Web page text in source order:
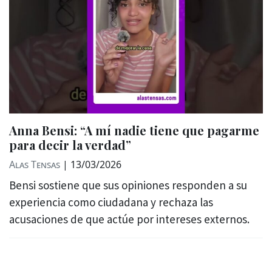
Anna Bensi: “A mí nadie tiene que pagarme
para decir la verdad”
Alas Tensas | 13/03/2026
Bensi sostiene que sus opiniones responden a su
experiencia como ciudadana y rechaza las
acusaciones de que actúe por intereses externos.